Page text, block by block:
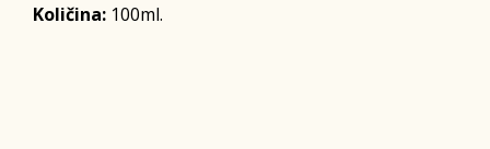
Količina: 100ml.